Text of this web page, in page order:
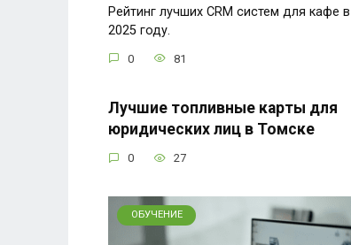
Рейтинг лучших CRM систем для кафе в
2025 году.
0 81
Лучшие топливные карты для
юридических лиц в Томске
0 27
ОБУЧЕНИЕ